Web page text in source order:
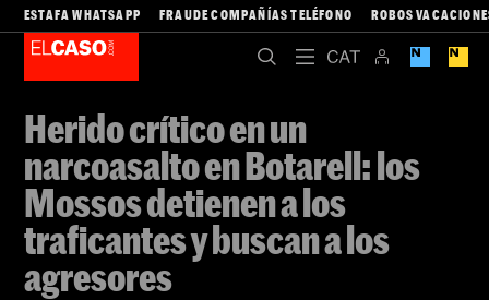
ESTAFA WHATSAPP FRAUDE COMPAÑÍAS TELÉFONO ROBOS
Herido crítico en un
narcoasalto en Botarell: los
Mossos detienen a los
traficantes y buscan a los
agresores